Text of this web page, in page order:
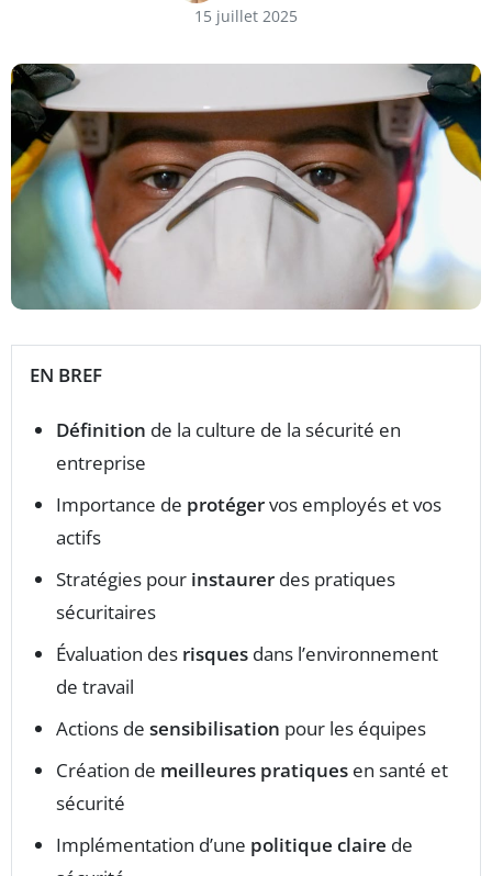
15 juillet 2025
EN BREF
Définition de la culture de la sécurité en
entreprise
Importance de protégervos employés et vos
actifs
Stratégies pour instaurer des pratiques
sécuritaires
Évaluation des risques dans l’environnement
de travail
Actions de sensibilisation pour les équipes
Création de meilleures pratiques en santé et
sécurité
Implémentation d’une politique claire de